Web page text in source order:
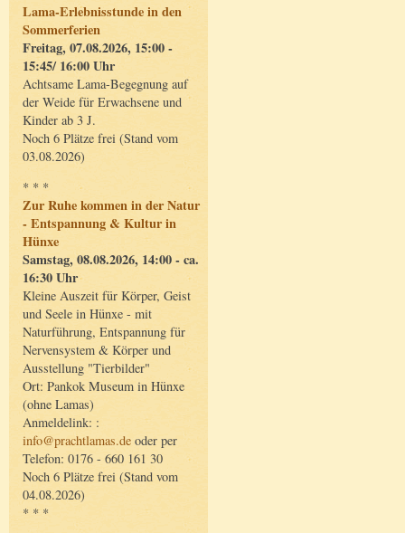
Lama-Erlebnisstunde in den
Sommerferien
Freitag, 07.08.2026, 15:00 -
15:45/ 16:00 Uhr
Achtsame Lama-Begegnung auf
der Weide für Erwachsene und
Kinder ab 3 J.
Noch 6 Plätze frei (Stand vom
03.08.2026)
* * *
Zur Ruhe kommen in der Natur
- Entspannung & Kultur in
Hünxe
Samstag, 08.08.2026, 14:00 - ca.
16:30 Uhr
Kleine Auszeit für Körper, Geist
und Seele in Hünxe - mit
Naturführung, Entspannung für
Nervensystem & Körper und
Ausstellung "Tierbilder"
Ort: Pankok Museum in Hünxe
(ohne Lamas)
Anmeldelink: :
info@prachtlamas.de oder per
Telefon: 0176 - 660 161 30
Noch 6 Plätze frei (Stand vom
04.08.2026)
* * *